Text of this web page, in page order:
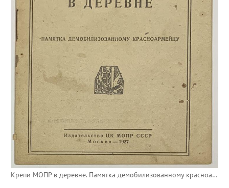
Крепи МОПР в деревне. Памятка демобилизованному красноармейцу.